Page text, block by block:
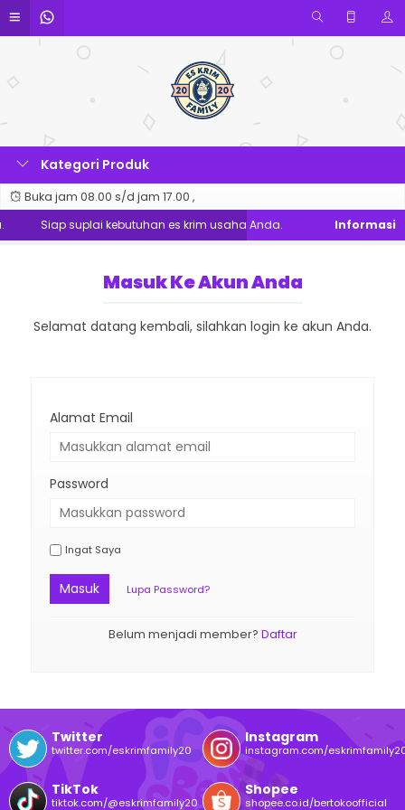
Kategori Produk
Buka jam 08.00 s/d jam 17.00 ,
Siap suplai kebutuhan es krim usaha Anda.
Masuk Ke Akun Anda
Selamat datang kembali, silahkan login ke akun Anda.
Alamat Email
Password
Ingat Saya
Masuk Lupa Password?
Belum menjadi member? Daftar
Twitter
twitter.com/eskrimfamily20
Instagram
instagram.com/
TikTok
tiktok.com/@eskrimfamily20
Shopee
shopee.co.id/bertokoofficial